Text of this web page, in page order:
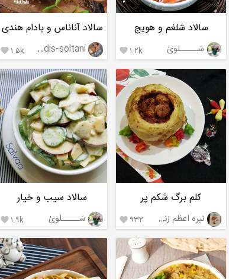
سالاد شلغم و هویج
سَـــــلویٰ ۱.۲k
سالاد آناناس و بادام هندی
hadis-soltani ۱.۵k
کلم برگ شکم پر
نیره اعظم زنجانی ۹۳۲ 
سالاد سیب و خیار
سَـــــلویٰ ۱.۹k